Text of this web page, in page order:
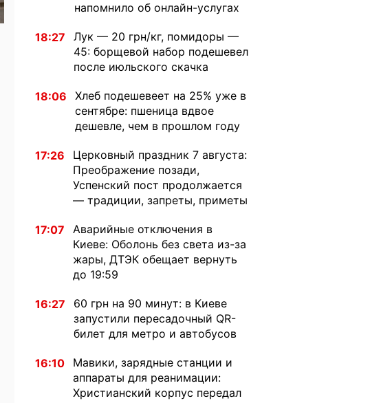
напомнило об онлайн-услугах
18:27
Лук — 20 грн/кг, помидоры —
45: борщевой набор подешевел
после июльского скачка
18:06
Хлеб подешевеет на 25% уже в
сентябре: пшеница вдвое
дешевле, чем в прошлом году
17:26
Церковный праздник 7 августа:
Преображение позади,
Успенский пост продолжается
— традиции, запреты, приметы
17:07
Аварийные отключения в
Киеве: Оболонь без света из-за
жары, ДТЭК обещает вернуть
до 19:59
16:27
60 грн на 90 минут: в Киеве
запустили пересадочный QR-
билет для метро и автобусов
16:10
Мавики, зарядные станции и
аппараты для реанимации:
Христианский корпус передал